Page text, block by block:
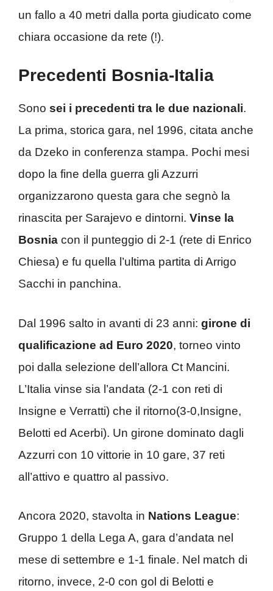
un fallo a 40 metri dalla porta giudicato come
chiara occasione da rete (!).
Precedenti Bosnia-Italia
Sono sei i precedenti tra le due nazionali.
La prima, storica gara, nel 1996, citata anche
da Dzeko in conferenza stampa. Pochi mesi
dopo la fine della guerra gli Azzurri
organizzarono questa gara che segnò la
rinascita per Sarajevo e dintorni. Vinse la
Bosnia con il punteggio di 2-1 (rete di Enrico
Chiesa) e fu quella l’ultima partita di Arrigo
Sacchi in panchina.
Dal 1996 salto in avanti di 23 anni: girone di
qualificazione ad Euro 2020, torneo vinto
poi dalla selezione dell’allora Ct Mancini.
L’Italia vinse sia l’andata (2-1 con reti di
Insigne e Verratti) che il ritorno(3-0,Insigne,
Belotti ed Acerbi). Un girone dominato dagli
Azzurri con 10 vittorie in 10 gare, 37 reti
all’attivo e quattro al passivo.
Ancora 2020, stavolta in Nations League:
Gruppo 1 della Lega A, gara d’andata nel
mese di settembre e 1-1 finale. Nel match di
ritorno, invece, 2-0 con gol di Belotti e